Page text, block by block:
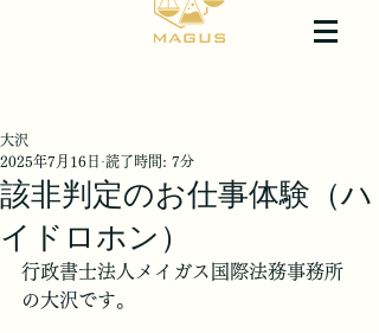
該非判定のお仕事体験（ハ
イドロホン）
大沢
2025年7月16日 読了時間: 7分
行政書士法人メイガス国際法務事務所
の大沢です。